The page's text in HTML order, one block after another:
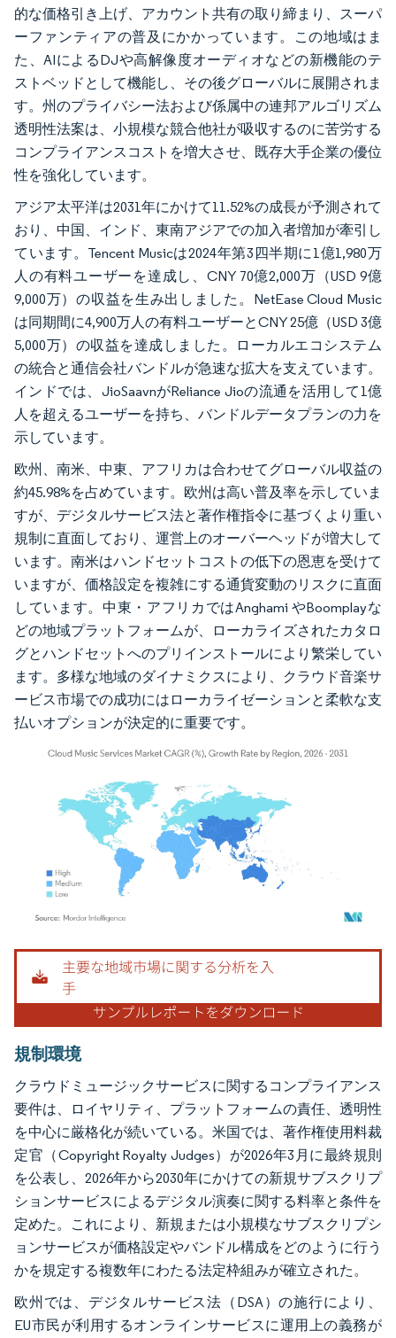
的な価格引き上げ、アカウント共有の取り締まり、スーパ
ーファンティアの普及にかかっています。この地域はま
た、AIによるDJや高解像度オーディオなどの新機能のテ
ストベッドとして機能し、その後グローバルに展開されま
す。州のプライバシー法および係属中の連邦アルゴリズム
透明性法案は、小規模な競合他社が吸収するのに苦労する
コンプライアンスコストを増大させ、既存大手企業の優位
性を強化しています。
アジア太平洋は2031年にかけて11.52%の成長が予測されて
おり、中国、インド、東南アジアでの加入者増加が牽引し
ています。Tencent Musicは2024年第3四半期に1億1,980万
人の有料ユーザーを達成し、CNY 70億2,000万（USD 9億
9,000万）の収益を生み出しました。NetEase Cloud Music
は同期間に4,900万人の有料ユーザーとCNY 25億（USD 3億
5,000万）の収益を達成しました。ローカルエコシステム
の統合と通信会社バンドルが急速な拡大を支えています。
インドでは、JioSaavnがReliance Jioの流通を活用して1億
人を超えるユーザーを持ち、バンドルデータプランの力を
示しています。
欧州、南米、中東、アフリカは合わせてグローバル収益の
約45.98%を占めています。欧州は高い普及率を示していま
すが、デジタルサービス法と著作権指令に基づくより重い
規制に直面しており、運営上のオーバーヘッドが増大して
います。南米はハンドセットコストの低下の恩恵を受けて
いますが、価格設定を複雑にする通貨変動のリスクに直面
しています。中東・アフリカではAnghami やBoomplayな
どの地域プラットフォームが、ローカライズされたカタロ
グとハンドセットへのプリインストールにより繁栄してい
ます。多様な地域のダイナミクスにより、クラウド音楽サ
ービス市場での成功にはローカライゼーションと柔軟な支
払いオプションが決定的に重要です。
画像 © Mordor Intelligence。再利用にはCC BY 4.0の表示が必要です。
規制環境
クラウドミュージックサービスに関するコンプライアンス
要件は、ロイヤリティ、プラットフォームの責任、透明性
を中心に厳格化が続いている。米国では、著作権使用料裁
定官（Copyright Royalty Judges）が2026年3月に最終規則
を公表し、2026年から2030年にかけての新規サブスクリプ
ションサービスによるデジタル演奏に関する料率と条件を
定めた。これにより、新規または小規模なサブスクリプシ
ョンサービスが価格設定やバンドル構成をどのように行う
かを規定する複数年にわたる法定枠組みが確立された。
欧州では、デジタルサービス法（DSA）の施行により、
EU市民が利用するオンラインサービスに運用上の義務が